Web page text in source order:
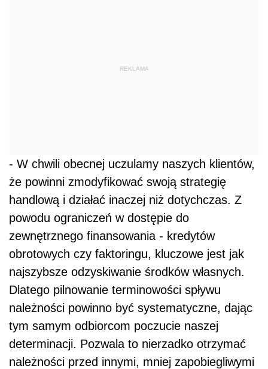
REKLAMA
- W chwili obecnej uczulamy naszych klientów,
że powinni zmodyfikować swoją strategię
handlową i działać inaczej niż dotychczas. Z
powodu ograniczeń w dostępie do
zewnętrznego finansowania - kredytów
obrotowych czy faktoringu, kluczowe jest jak
najszybsze odzyskiwanie środków własnych.
Dlatego pilnowanie terminowości spływu
należności powinno być systematyczne, dając
tym samym odbiorcom poczucie naszej
determinacji. Pozwala to nierzadko otrzymać
należności przed innymi, mniej zapobiegliwymi